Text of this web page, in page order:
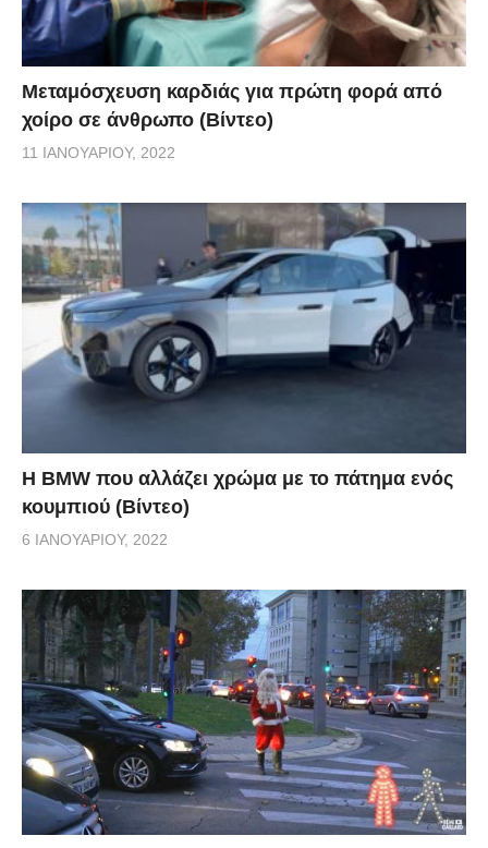
Μεταμόσχευση καρδιάς για πρώτη φορά από
χοίρο σε άνθρωπο (Βίντεο)
11 ΙΑΝΟΥΑΡΊΟΥ, 2022
Η BMW που αλλάζει χρώμα με το πάτημα ενός
κουμπιού (Βίντεο)
6 ΙΑΝΟΥΑΡΊΟΥ, 2022